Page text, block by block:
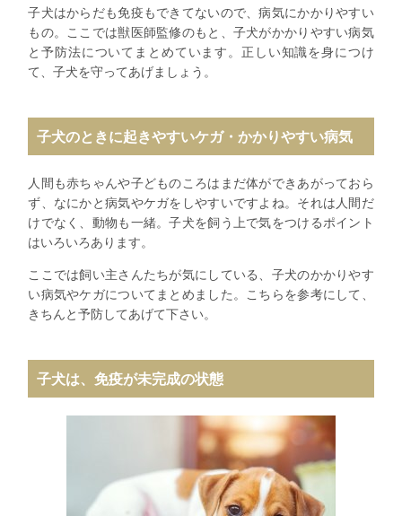
子犬はからだも免疫もできてないので、病気にかかりやすい
もの。ここでは獣医師監修のもと、子犬がかかりやすい病気
と予防法についてまとめています。正しい知識を身につけ
て、子犬を守ってあげましょう。
子犬のときに起きやすいケガ・かかりやすい病気
人間も赤ちゃんや子どものころはまだ体ができあがっておら
ず、なにかと病気やケガをしやすいですよね。それは人間だ
けでなく、動物も一緒。子犬を飼う上で気をつけるポイント
はいろいろあります。
ここでは飼い主さんたちが気にしている、子犬のかかりやす
い病気やケガについてまとめました。こちらを参考にして、
きちんと予防してあげて下さい。
子犬は、免疫が未完成の状態